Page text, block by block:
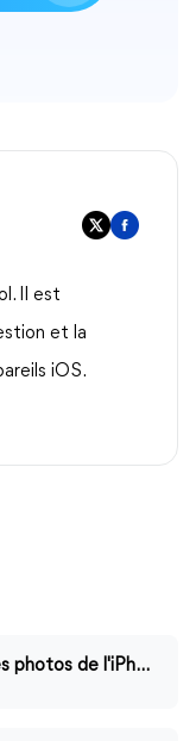
Il est
et la
iOS.
4 Solutions : Comment supprimer des photos de l'iPhone mais pas d'iCloud